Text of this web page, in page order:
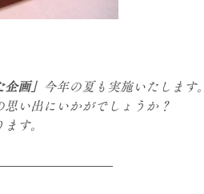
画」 今年の夏も実施いたします。
い出にいかがでしょうか？
す。